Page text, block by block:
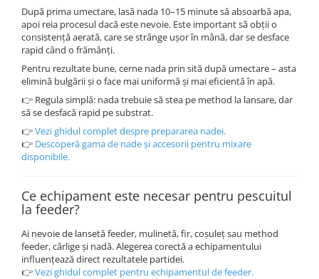
După prima umectare, lasă nada 10–15 minute să absoarbă apa,
apoi reia procesul dacă este nevoie. Este important să obții o
consistență aerată, care se strânge ușor în mână, dar se desface
rapid când o frămânți.
Pentru rezultate bune, cerne nada prin sită după umectare – asta
elimină bulgării și o face mai uniformă și mai eficientă în apă.
👉 Regula simplă: nada trebuie să stea pe method la lansare, dar
să se desfacă rapid pe substrat.
👉Vezi ghidul complet despre prepararea nadei.
👉 Descoperă gama de nade și accesorii pentru mixare
disponibile.
Ce echipament este necesar pentru pescuitul
la feeder?
Ai nevoie de lansetă feeder, mulinetă, fir, coșuleț sau method
feeder, cârlige și nadă. Alegerea corectă a echipamentului
influențează direct rezultatele partidei.
👉Vezi ghidul complet pentru echipamentul de feeder.